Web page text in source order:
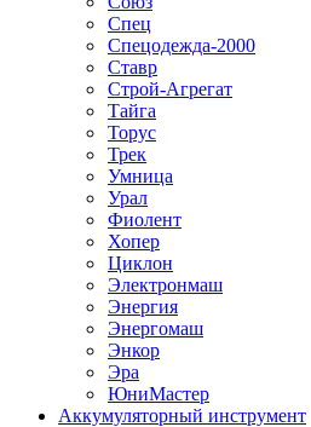
Спец
Спецодежда-2000
Ставр
Строй-Агрегат
Тайга
Торус
Трек
Умница
Урал
Фиолент
Хопер
Циклон
Электронмаш
Энергия
Энергомаш
Энкор
Эра
ЮниМастер
Аккумуляторный инструмент